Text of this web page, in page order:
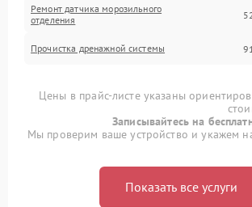
Ремонт датчика морозильного
отделения
Прочистка дренажной системы
Цены в прайс-листе указаны
Записывайтесь на
Мы проверим ваше устройство и укажем
Показать все услуги